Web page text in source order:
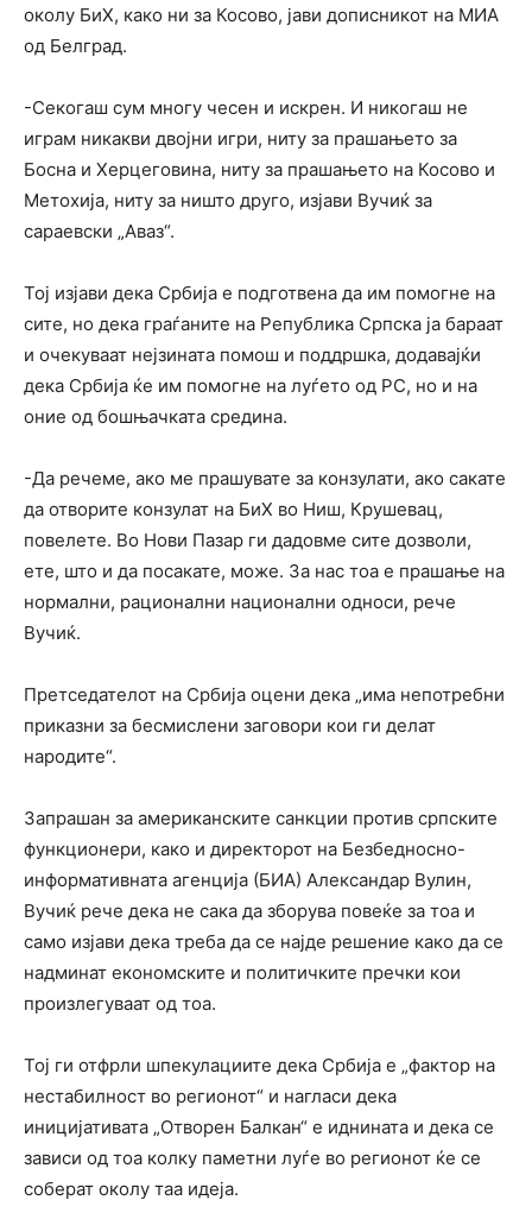
околу БиХ, како ни за Косово, јави дописникот на МИА
од Белград.
-Секогаш сум многу чесен и искрен. И никогаш не
играм никакви двојни игри, ниту за прашањето за
Босна и Херцеговина, ниту за прашањето на Косово и
Метохија, ниту за ништо друго, изјави Вучиќ за
сараевски „Аваз“.
Тој изјави дека Србија е подготвена да им помогне на
сите, но дека граѓаните на Република Српска ја бараат
и очекуваат нејзината помош и поддршка, додавајќи
дека Србија ќе им помогне на луѓето од РС, но и на
оние од бошњачката средина.
-Да речеме, ако ме прашувате за конзулати, ако сакате
да отворите конзулат на БиХ во Ниш, Крушевац,
повелете. Во Нови Пазар ги дадовме сите дозволи,
ете, што и да посакате, може. За нас тоа е прашање на
нормални, рационални национални односи, рече
Вучиќ.
Претседателот на Србија оцени дека „има непотребни
приказни за бесмислени заговори кои ги делат
народите“.
Запрашан за американските санкции против српските
функционери, како и директорот на Безбедносно-
информативната агенција (БИА) Александар Вулин,
Вучиќ рече дека не сака да зборува повеќе за тоа и
само изјави дека треба да се најде решение како да се
надминат економските и политичките пречки кои
произлегуваат од тоа.
Тој ги отфрли шпекулациите дека Србија е „фактор на
нестабилност во регионот“ и нагласи дека
иницијативата „Отворен Балкан“ е иднината и дека се
зависи од тоа колку паметни луѓе во регионот ќе се
соберат околу таа идеја.